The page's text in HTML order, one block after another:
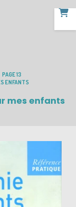
PAGE 13
ENFANTS
mes enfants